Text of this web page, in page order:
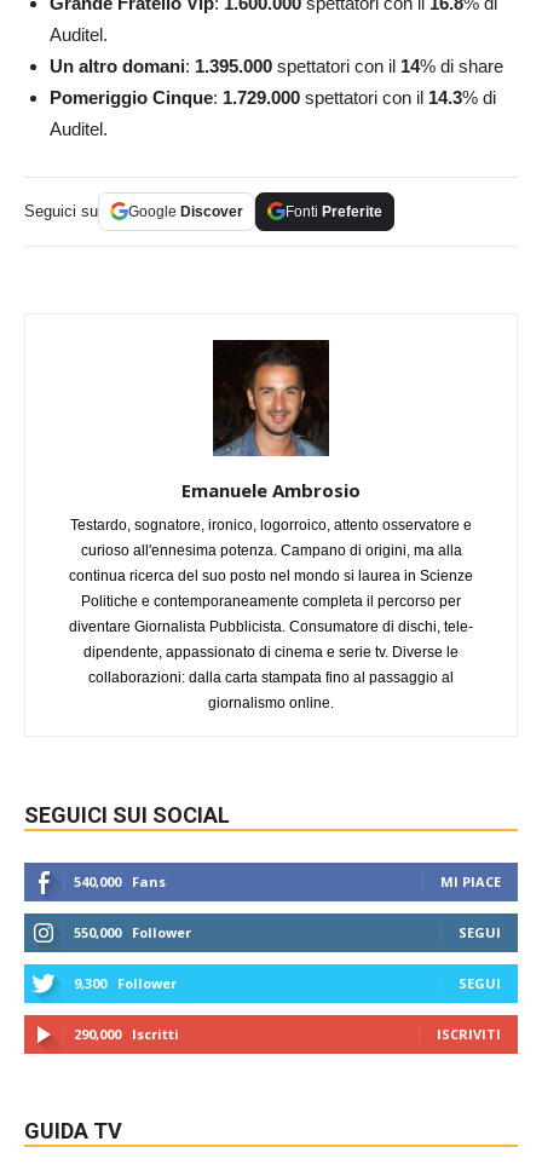
Auditel.
Un altro domani: 1.395.000 spettatori con il 14% di share
Pomeriggio Cinque: 1.729.000 spettatori con il 14.3% di
Auditel.
Seguici su Google Discover Fonti Preferite
Emanuele Ambrosio
Testardo, sognatore, ironico, logorroico, attento osservatore e
curioso all'ennesima potenza. Campano di origini, ma alla
continua ricerca del suo posto nel mondo si laurea in Scienze
Politiche e contemporaneamente completa il percorso per
diventare Giornalista Pubblicista. Consumatore di dischi, tele-
dipendente, appassionato di cinema e serie tv. Diverse le
collaborazioni: dalla carta stampata fino al passaggio al
giornalismo online.
SEGUICI SUI SOCIAL
540,000 Fans MI PIACE
550,000 Follower SEGUI
9,300 Follower SEGUI
290,000 Iscritti ISCRIVITI
GUIDA TV